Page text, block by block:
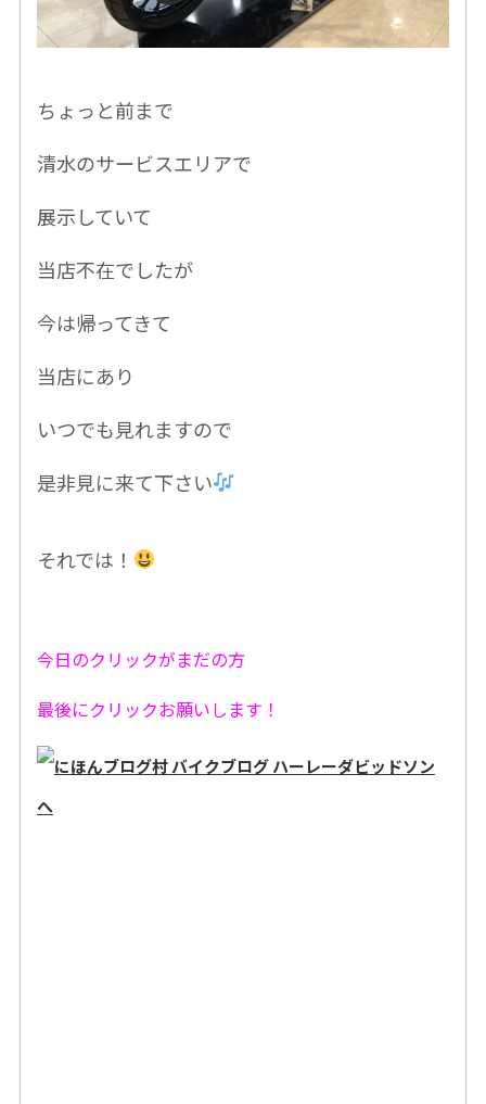
ちょっと前まで
清水のサービスエリアで
展示していて
当店不在でしたが
今は帰ってきて
当店にあり
いつでも見れますので
是非見に来て下さい
それでは！
今日のクリックがまだの方
最後にクリックお願いします！